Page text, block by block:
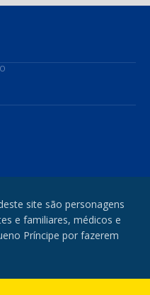
site são personagens
e familiares, médicos e
Príncipe por fazerem